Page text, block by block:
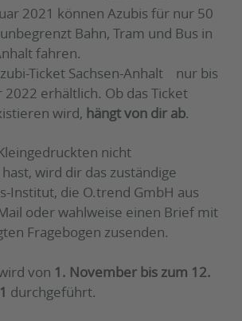
2021 können Azubis für nur 50
Bahn, Tram und Bus in
fahren.
Ticket Sachsen-Anhalt nur bis
erhältlich. Ob das Ticket
wird, hängt von dir ab.
nicht
wird dir das zuständige
Institut, die O.trend GmbH aus
oder wahlweise einen Brief mit
Fragebogen zusenden.
von 1. November bis zum 12.
durchgeführt.